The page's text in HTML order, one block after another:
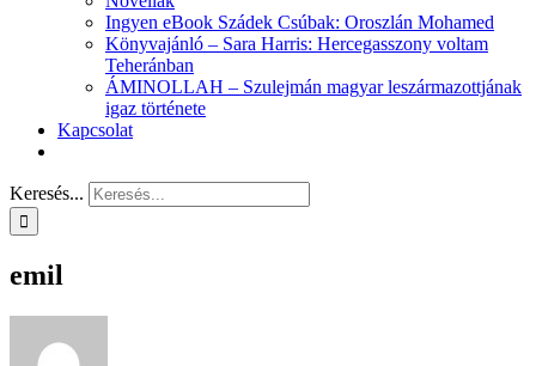
Ingyen eBook Szádek Csúbak: Oroszlán Mohamed
Könyvajánló – Sara Harris: Hercegasszony voltam
Teheránban
ÁMINOLLAH – Szulejmán magyar leszármazottjának
igaz története
Kapcsolat
Keresés...
emil